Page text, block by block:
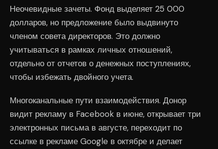
Неочевидные зачеты. Фонд выделяет 25 000
долларов, но предложение было выдвинуто
членом совета директоров. Это должно
учитываться в рамках личных отношений,
отдельно от отчетов о денежных поступлениях,
чтобы избежать двойного учета.
Многоканальные пути взаимодействия. Донор
видит рекламу в Facebook в июне, открывает три
электронных письма в августе, переходит по
ссылке в рекламе Google в октябре и делает